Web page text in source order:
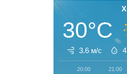
30°C
3.6 м/с
20:00 21:00